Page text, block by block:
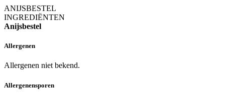
ANIJSBESTEL
INGREDIËNTEN
Anijsbestel
Allergenen
Allergenen niet bekend.
Allergenensporen